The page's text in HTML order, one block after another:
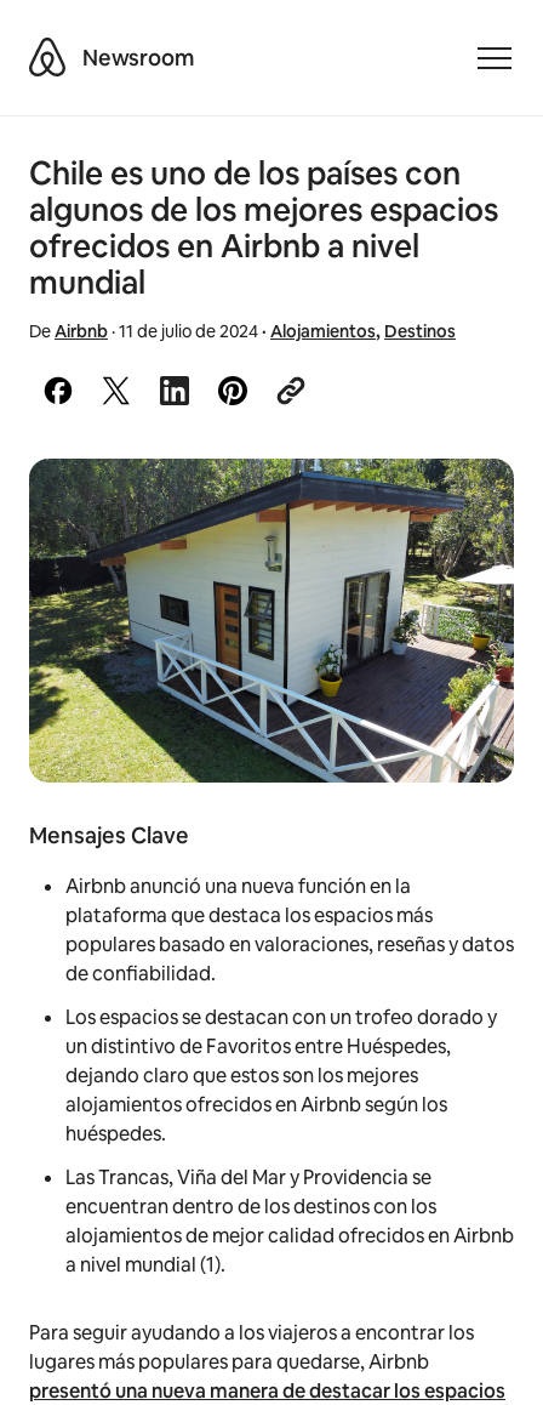
AirbnbNewsroom
Chile es uno de los países con
algunos de los mejores espacios
ofrecidos en Airbnb a nivel
mundial
DeAirbnb·11 de julio de 2024· Alojamientos, Destinos
Mensajes Clave
Airbnb anunció una nueva función en la
plataforma que destaca los espacios más
populares basado en valoraciones, reseñas y datos
de confiabilidad.
Los espacios se destacan con un trofeo dorado y
un distintivo de Favoritos entre Huéspedes,
dejando claro que estos son los mejores
alojamientos ofrecidos en Airbnb según los
huéspedes.
Las Trancas, Viña del Mar y Providencia se
encuentran dentro de los destinos con los
alojamientos de mejor calidad ofrecidos en Airbnb
a nivel mundial (1).
Para seguir ayudando a los viajeros a encontrar los
lugares más populares para quedarse, Airbnb
presentó una nueva manera de destacar los espacios